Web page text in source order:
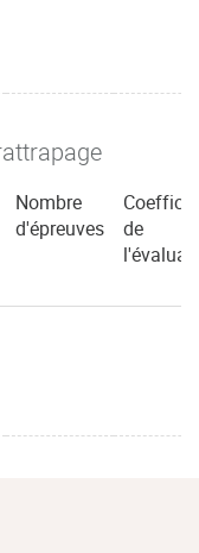
Nombre
d'épreuves
de